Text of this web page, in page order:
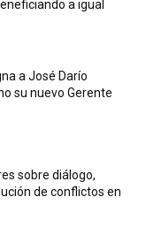
a igual
a José Darío
su nuevo Gerente
sobre diálogo,
de conflictos en